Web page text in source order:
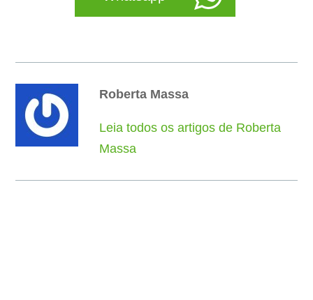
Roberta Massa
Leia todos os artigos de Roberta
Massa